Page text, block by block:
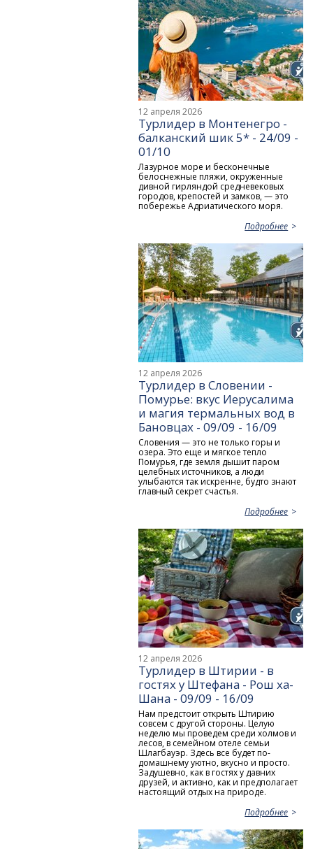
12 апреля 2026
Турлидер в Монтенегро -
балканский шик 5* - 24/09 -
01/10
Лазурное море и бесконечные
белоснежные пляжи, окруженные
дивной гирляндой средневековых
городов, крепостей и замков, — это
побережье Адриатического моря.
Подробнее
12 апреля 2026
Турлидер в Словении -
Помурье: вкус Иерусалима
и магия термальных вод в
Бановцах - 09/09 - 16/09
Словения — это не только горы и
озера. Это еще и мягкое тепло
Помурья, где земля дышит паром
целебных источников, а люди
улыбаются так искренне, будто знают
главный секрет счастья.
Подробнее
12 апреля 2026
Турлидер в Штирии - в
гостях у Штефана - Рош ха-
Шана - 09/09 - 16/09
Нам предстоит открыть Штирию
совсем с другой стороны. Целую
неделю мы проведем среди холмов и
лесов, в семейном отеле семьи
Шлагбауэр. Здесь все будет по-
домашнему уютно, вкусно и просто.
Задушевно, как в гостях у давних
друзей, и активно, как и предполагает
настоящий отдых на природе.
Подробнее